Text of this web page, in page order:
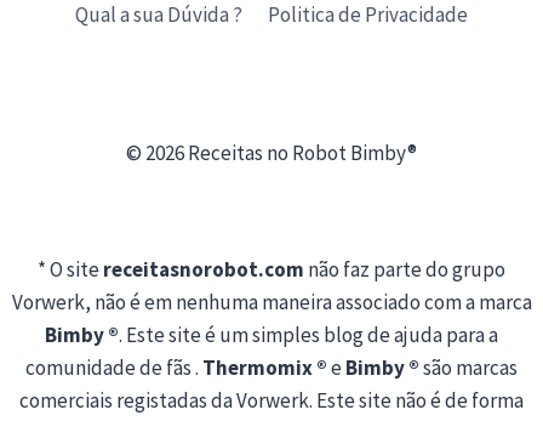
Qual a sua Dúvida ?
Politica de Privacidade
© 2026 Receitas no Robot Bimby®
* O sitereceitasnorobot.com não faz parte do grupo
Vorwerk, não é em nenhuma maneira associado com a marca
Bimby ®. Este site é um simples blog de ajuda para a
comunidade de fãs . Thermomix ®eBimby ®são marcas
comerciais registadas da Vorwerk. Este site não é de forma